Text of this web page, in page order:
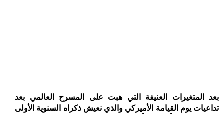
بعد المتغيرات العنيفة التي هبت على المسرح العالمي بعد
تداعيات يوم القيامة الأميركي والذي نعيش ذكراه السنوية الأولى